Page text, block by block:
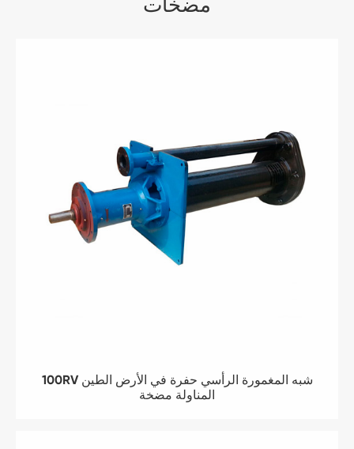
100RV شبه المغمورة الرأسي حفرة في الأرض الطين
المناولة مضخة